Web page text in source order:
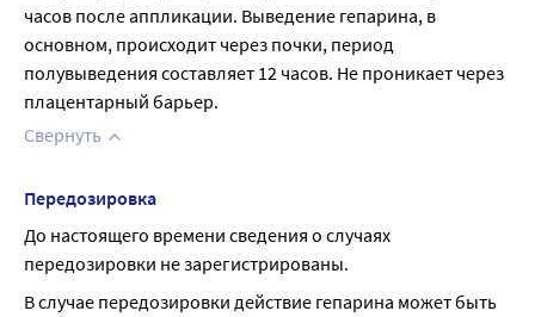
часов после аппликации. Выведение гепарина, в
основном, происходит через почки, период
полувыведения составляет 12 часов. Не проникает через
плацентарный барьер.
Свернуть
Передозировка
До настоящего времени сведения о случаях
передозировки не зарегистрированы.
В случае передозировки действие гепарина может быть